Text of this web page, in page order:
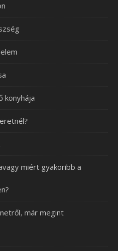
konyhája
miért gyakoribb a
már megint